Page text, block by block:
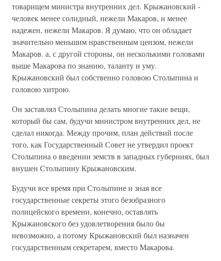
товарищем министра внутренних дел. Крыжановский -
человек менее солидный, нежели Макаров, и менее
надежен, нежели Макаров. Я думаю, что он обладает
значительно меньшим нравственным цензом, нежели
Макаров. а, с другой стороны, он несколькими головами
выше Макарова по знанию, таланту и уму.
Крыжановский был собственно головою Столыпина и
головою хитрою.
Он заставлял Столыпина делать многие такие вещи,
который бы сам, будучи министром внутренних дел, не
сделал никогда. Между прочим, план действий после
того, как Государственный Совет не утвердил проект
Столыпина о введении земств в западных губерниях, был
внушен Столыпину Крыжановским.
Будучи все время при Столыпине и зная все
государственные секреты этого безобразного
полицейского времени, конечно, оставлять
Крыжановского без удовлетворения было бы
невозможно, а потому Крыжановский был назначен
государственным секретарем, вместо Макарова.